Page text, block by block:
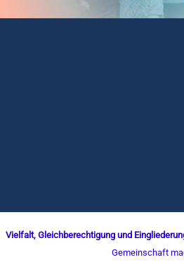
Vielfalt, Gleichberechtigung und
Gemeinschaft